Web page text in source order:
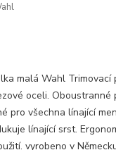
malá Wahl
oceli. Oboustranné
pro všechna línající
línající srst.
vyrobeno v